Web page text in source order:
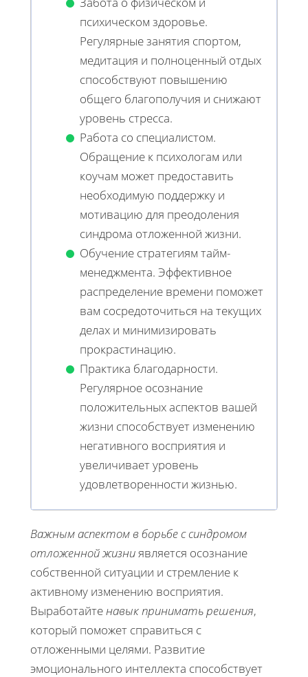
психическом здоровье.
Регулярные занятия спортом,
медитация и полноценный отдых
способствуют повышению
общего благополучия и снижают
уровень стресса.
Работа со специалистом.
Обращение к психологам или
коучам может предоставить
необходимую поддержку и
мотивацию для преодоления
синдрома отложенной жизни.
Обучение стратегиям тайм-
менеджмента. Эффективное
распределение времени поможет
вам сосредоточиться на текущих
делах и минимизировать
прокрастинацию.
Практика благодарности.
Регулярное осознание
положительных аспектов вашей
жизни способствует изменению
негативного восприятия и
увеличивает уровень
удовлетворенности жизнью.
Важным аспектом в борьбе с синдромом
отложенной жизниявляется осознание
собственной ситуации и стремление к
активному изменению восприятия.
Выработайте навык принимать решения,
который поможет справиться с
отложенными целями. Развитие
эмоционального интеллекта способствует